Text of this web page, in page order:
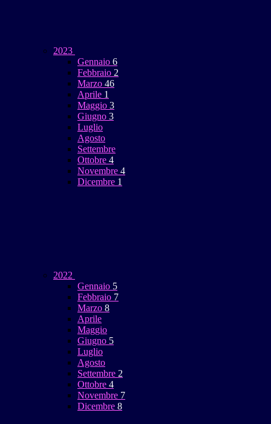
2023
Gennaio 6
Febbraio 2
Marzo 46
Aprile 1
Maggio 3
Giugno 3
Luglio
Agosto
Settembre
Ottobre 4
Novembre 4
Dicembre 1
2022
Gennaio 5
Febbraio 7
Marzo 8
Aprile
Maggio
Giugno 5
Luglio
Agosto
Settembre 2
Ottobre 4
Novembre 7
Dicembre 8